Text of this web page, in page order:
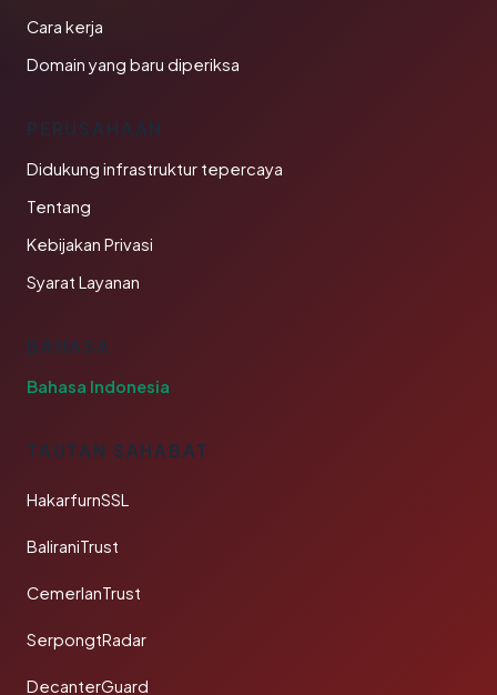
Cara kerja
Domain yang baru diperiksa
PERUSAHAAN
Didukung infrastruktur tepercaya
Tentang
Kebijakan Privasi
Syarat Layanan
BAHASA
Bahasa Indonesia
TAUTAN SAHABAT
HakarfurnSSL
BaliraniTrust
CemerlanTrust
SerpongtRadar
DecanterGuard